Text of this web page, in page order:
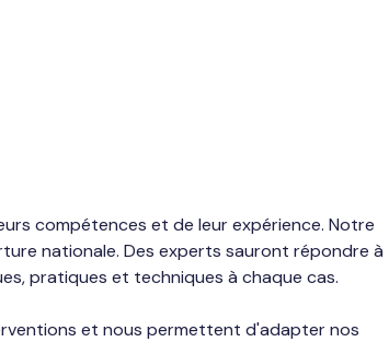
compétences et de leur expérience. Notre
nationale. Des experts sauront répondre à
pratiques et techniques à chaque cas.
et nous permettent d'adapter nos